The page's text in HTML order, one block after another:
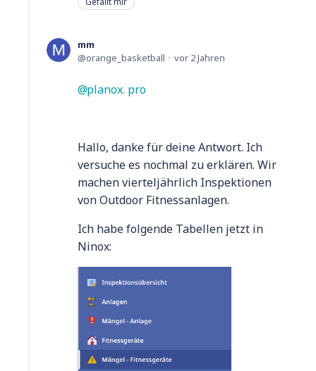
mm
orange_basketball
vor 2 Jahren
planox. pro
Hallo, danke für deine Antwort. Ich
versuche es nochmal zu erklären. Wir
machen vierteljährlich Inspektionen
von Outdoor Fitnessanlagen.
Ich habe folgende Tabellen jetzt in
Ninox: